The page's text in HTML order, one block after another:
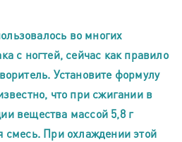
во многих
с ногтей, сейчас как правило
Установите формулу
что при сжигании в
вещества массой 5,8 г
смесь. При охлаждении этой